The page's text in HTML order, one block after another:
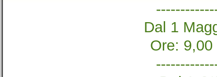
Dal 1
Ore: